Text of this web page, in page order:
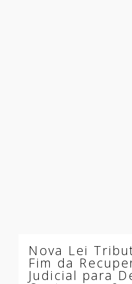
Nova Lei
Fim da
Judicial para